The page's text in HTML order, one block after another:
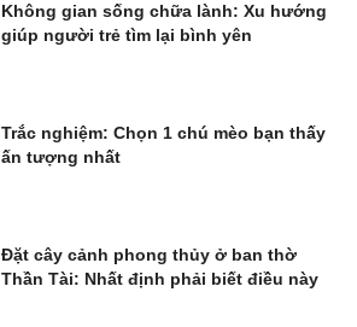
Không gian sống chữa lành: Xu hướng
giúp người trẻ tìm lại bình yên
Trắc nghiệm: Chọn 1 chú mèo bạn thấy
ấn tượng nhất
Đặt cây cảnh phong thủy ở ban thờ
Thần Tài: Nhất định phải biết điều này